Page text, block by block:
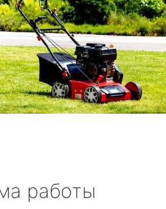
работы